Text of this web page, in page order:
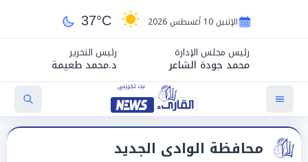
الإثنين 10 أغسطس 2026 37°C
رئيس مجلس الإدارة
محمد جودة الشاعر
رئيس التحرير
د.محمد طعيمة
محافظة الوادى الجديد